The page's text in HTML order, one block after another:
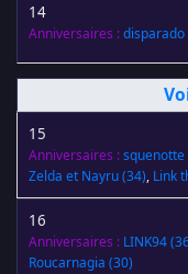
14
Anniversaires :disparado
15
Anniversaires :squenotte
Zelda et Nayru(34), Link
16
Anniversaires : LINK94
Roucarnagia (30)